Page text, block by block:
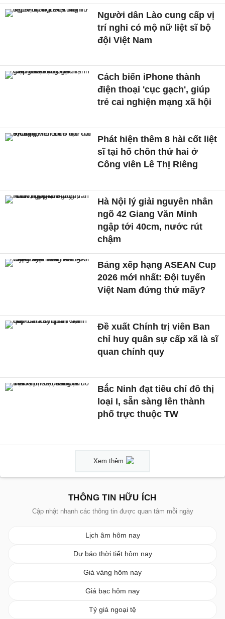
Người dân Lào cung cấp vị
trí nghi có mộ nữ liệt sĩ bộ
đội Việt Nam
Cách biến iPhone thành
điện thoại 'cục gạch', giúp
trẻ cai nghiện mạng xã hội
Phát hiện thêm 8 hài cốt liệt
sĩ tại hố chôn thứ hai ở
Công viên Lê Thị Riêng
Hà Nội lý giải nguyên nhân
ngõ 42 Giang Văn Minh
ngập tới 40cm, nước rút
chậm
Bảng xếp hạng ASEAN Cup
2026 mới nhất: Đội tuyển
Việt Nam đứng thứ mấy?
Đề xuất Chính trị viên Ban
chỉ huy quân sự cấp xã là sĩ
quan chính quy
Bắc Ninh đạt tiêu chí đô thị
loại I, sẵn sàng lên thành
phố trực thuộc TW
Xem thêm
THÔNG TIN HỮU ÍCH
Cập nhật nhanh các thông tin được quan tâm mỗi ngày
Lịch âm hôm nay
Dự báo thời tiết hôm nay
Giá vàng hôm nay
Giá bạc hôm nay
Tỷ giá ngoại tệ